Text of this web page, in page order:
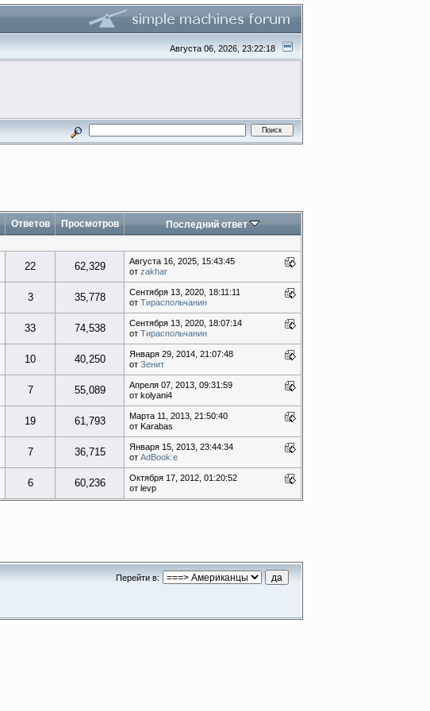
Августа 06, 2026, 23:22:18
Ответов Просмотров Последний ответ
22 62,329
Августа 16, 2025, 15:43:45
отzakhar
3 35,778
Сентября 13, 2020, 18:11:11
отТираспольчанин
33 74,538
Сентября 13, 2020, 18:07:14
отТираспольчанин
10 40,250
Января 29, 2014, 21:07:48
отЗенит
7 55,089
Апреля 07, 2013, 09:31:59
от kolyani4
19 61,793
Марта 11, 2013, 21:50:40
от Karabas
7 36,715
Января 15, 2013, 23:44:34
отAdBook:e
6 60,236
Октября 17, 2012, 01:20:52
от levp
Перейти в: